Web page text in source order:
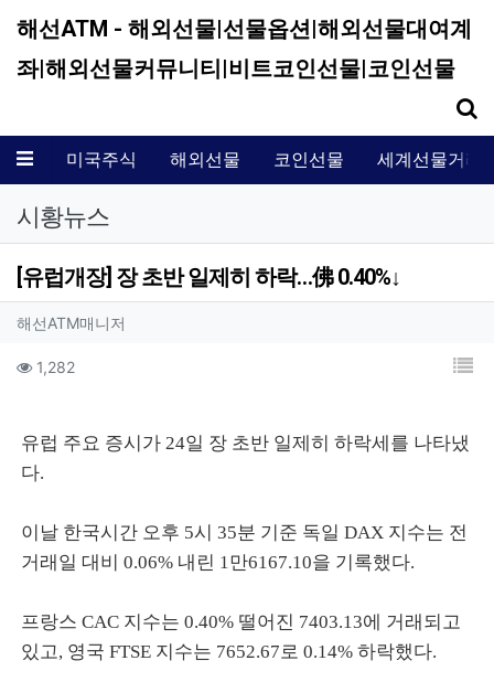
해선ATM - 해외선물|선물옵션|해외선물대여계
좌|해외선물커뮤니티|비트코인선물|코인선물
메뉴 미국주식 해외선물 코인선물 세계선물거래
시황뉴스
[유럽개장] 장 초반 일제히 하락…佛 0.40%↓
작성자 정보
해선ATM매니저
컨텐츠 정보
1,282조회 목
유럽 주요 증시가 24일 장 초반 일제히 하락세를 나타냈
다.
이날 한국시간 오후 5시 35분 기준 독일 DAX 지수는 전
거래일 대비 0.06% 내린 1만6167.10을 기록했다.
프랑스 CAC 지수는 0.40% 떨어진 7403.13에 거래되고
있고, 영국 FTSE 지수는 7652.67로 0.14% 하락했다.